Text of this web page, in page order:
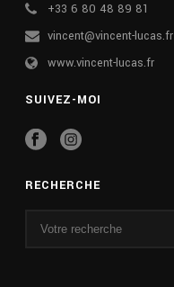
+33 6 80 48 89 81
vincent@vincent-lucas.fr
www.vincent-lucas.fr
SUIVEZ-MOI
RECHERCHE